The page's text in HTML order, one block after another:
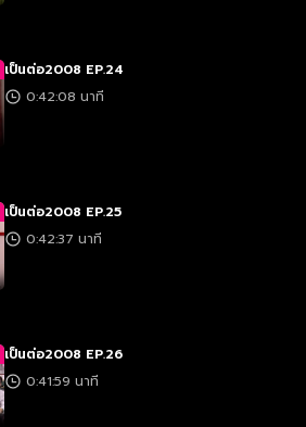
เป็นต่อ2008 EP.24
0:42:08 นาที
เป็นต่อ2008 EP.25
0:42:37 นาที
เป็นต่อ2008 EP.26
0:41:59 นาที